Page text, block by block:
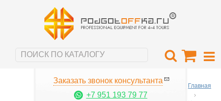
Заказать звонок консультанта
+7 951 193 79 77
Главная